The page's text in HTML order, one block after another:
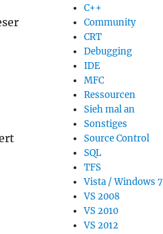
C++
Community
CRT
Debugging
IDE
MFC
Ressourcen
Sieh mal an
Sonstiges
Source Control
SQL
TFS
Vista / Windows 7
VS 2008
VS 2010
VS 2012